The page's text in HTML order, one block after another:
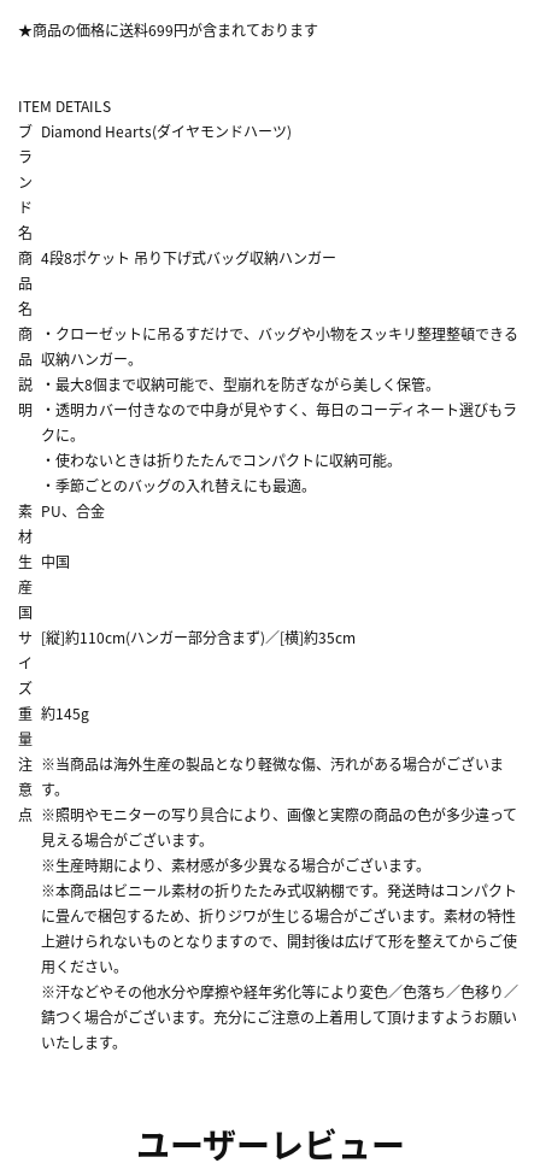
★商品の価格に送料699円が含まれております
ITEM DETAILS
ブ
ラ
ン
ド
名
Diamond Hearts(ダイヤモンドハーツ)
商
品
名
4段8ポケット 吊り下げ式バッグ収納ハンガー
商
品
説
明
・クローゼットに吊るすだけで、バッグや小物をスッキリ整理整頓できる
収納ハンガー。
・最大8個まで収納可能で、型崩れを防ぎながら美しく保管。
・透明カバー付きなので中身が見やすく、毎日のコーディネート選びもラ
クに。
・使わないときは折りたたんでコンパクトに収納可能。
・季節ごとのバッグの入れ替えにも最適。
素
材
PU、合金
生
産
国
中国
サ
イ
ズ
[縦]約110cm(ハンガー部分含まず)／[横]約35cm
重
量
約145g
注
意
点
※当商品は海外生産の製品となり軽微な傷、汚れがある場合がございま
す。
※照明やモニターの写り具合により、画像と実際の商品の色が多少違って
見える場合がございます。
※生産時期により、素材感が多少異なる場合がございます。
※本商品はビニール素材の折りたたみ式収納棚です。発送時はコンパクト
に畳んで梱包するため、折りジワが生じる場合がございます。素材の特性
上避けられないものとなりますので、開封後は広げて形を整えてからご使
用ください。
※汗などやその他水分や摩擦や経年劣化等により変色／色落ち／色移り／
錆つく場合がございます。充分にご注意の上着用して頂けますようお願い
いたします。
ユーザーレビュー